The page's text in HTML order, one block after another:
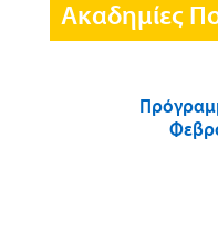
Ακαδημίες